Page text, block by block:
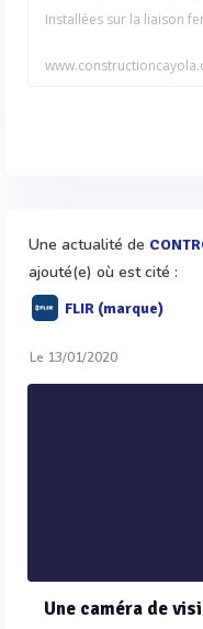
Installées sur la liaison
Une actualité de
ajouté(e) où est cité :
FLIR (marque)
Le 13/01/2020
Une caméra de